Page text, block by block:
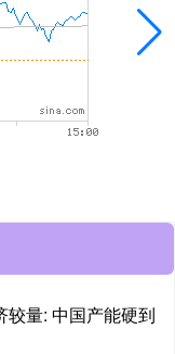
较量: 中国产能硬到